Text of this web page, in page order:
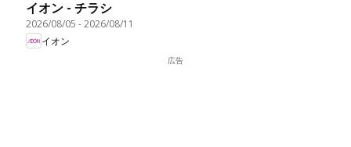
イオン - チラシ
2026/08/05 -2026/08/11
イオン
広告